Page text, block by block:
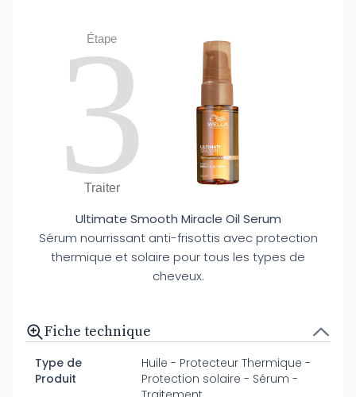
Étape
3
Traiter
Ultimate Smooth Miracle Oil Serum
Sérum nourrissant anti-frisottis avec protection
thermique et solaire pour tous les types de
cheveux.
Fiche technique
Type de
Produit
Huile - Protecteur Thermique -
Protection solaire - Sérum -